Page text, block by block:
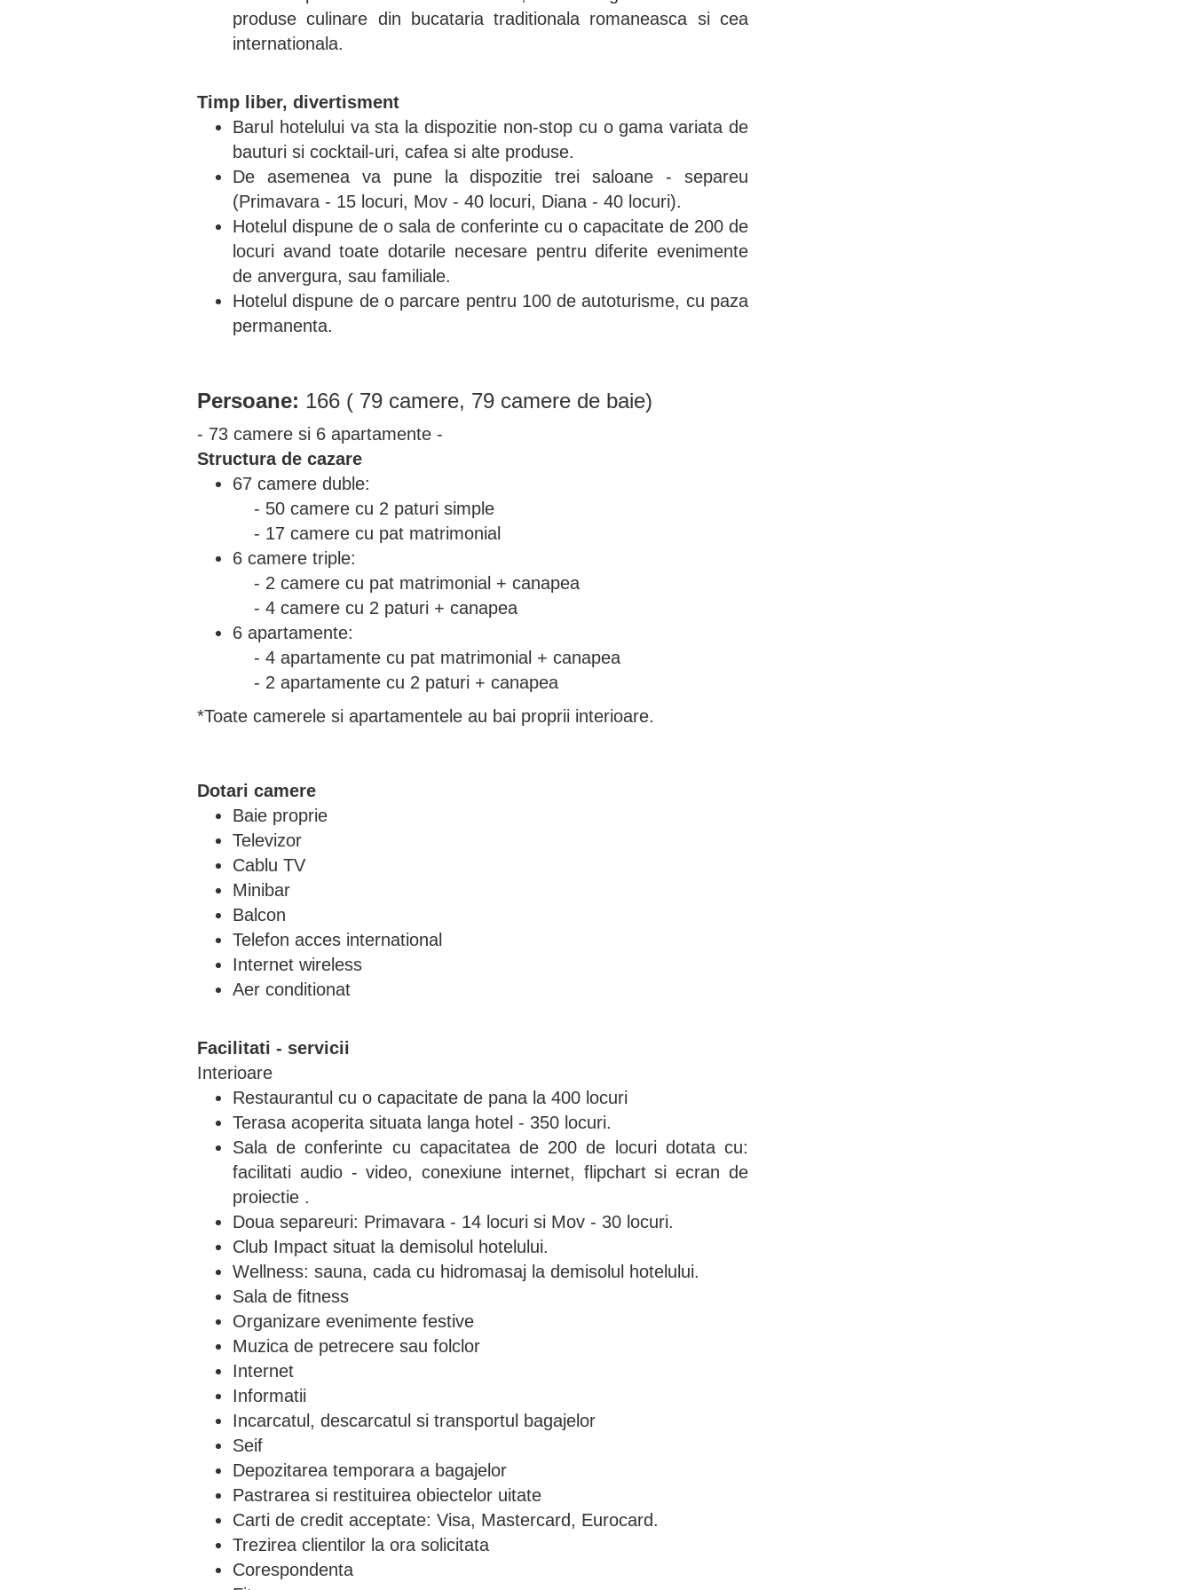
produse culinare din bucataria traditionala romaneasca si cea
internationala.
Timp liber, divertisment
Barul hotelului va sta la dispozitie non-stop cu o gama variata de
bauturi si cocktail-uri, cafea si alte produse.
De asemenea va pune la dispozitie trei saloane - separeu
(Primavara - 15 locuri, Mov - 40 locuri, Diana - 40 locuri).
Hotelul dispune de o sala de conferinte cu o capacitate de 200 de
locuri avand toate dotarile necesare pentru diferite evenimente
de anvergura, sau familiale.
Hotelul dispune de o parcare pentru 100 de autoturisme, cu paza
permanenta.
Persoane: 166 ( 79 camere, 79 camere de baie)
- 73 camere si 6 apartamente -
Structura de cazare
67 camere duble:
- 50 camere cu 2 paturi simple
- 17 camere cu pat matrimonial
6 camere triple:
- 2 camere cu pat matrimonial + canapea
- 4 camere cu 2 paturi + canapea
6 apartamente:
- 4 apartamente cu pat matrimonial + canapea
- 2 apartamente cu 2 paturi + canapea
*Toate camerele si apartamentele au bai proprii interioare.
Dotari camere
Baie proprie
Televizor
Cablu TV
Minibar
Balcon
Telefon acces international
Internet wireless
Aer conditionat
Facilitati - servicii
Interioare
Restaurantul cu o capacitate de pana la 400 locuri
Terasa acoperita situata langa hotel - 350 locuri.
Sala de conferinte cu capacitatea de 200 de locuri dotata cu:
facilitati audio - video, conexiune internet, flipchart si ecran de
proiectie .
Doua separeuri: Primavara - 14 locuri si Mov - 30 locuri.
Club Impact situat la demisolul hotelului.
Wellness: sauna, cada cu hidromasaj la demisolul hotelului.
Sala de fitness
Organizare evenimente festive
Muzica de petrecere sau folclor
Internet
Informatii
Incarcatul, descarcatul si transportul bagajelor
Seif
Depozitarea temporara a bagajelor
Pastrarea si restituirea obiectelor uitate
Carti de credit acceptate: Visa, Mastercard, Eurocard.
Trezirea clientilor la ora solicitata
Corespondenta